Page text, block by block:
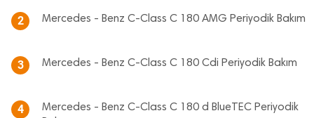
2 Mercedes - Benz C-Class C 180 AMG Periyodik Bakım
3 Mercedes - Benz C-Class C 180 Cdi Periyodik Bakım
4
Mercedes - Benz C-Class C 180 d BlueTEC Periyodik